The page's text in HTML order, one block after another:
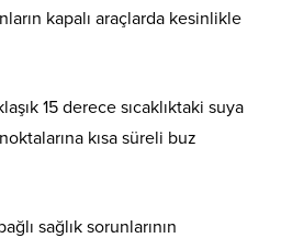
kapalı araçlarda kesinlikle
15 derece sıcaklıktaki suya
kısa süreli buz
sağlık sorunlarının